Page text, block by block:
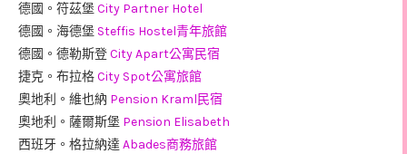
德國。符茲堡 City Partner Hotel
德國。海德堡 Steffis Hostel青年旅館
德國。德勒斯登City Apart公寓民宿
捷克。布拉格City Spot公寓旅館
奧地利。維也納 Pension Kraml民宿
奧地利。薩爾斯堡 Pension Elisabeth
西班牙。格拉納達 Abades商務旅館